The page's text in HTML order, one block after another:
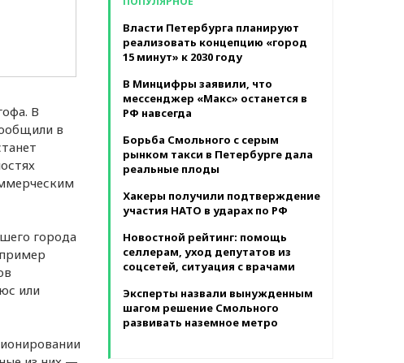
В
в
города
или
Власти Петербурга планируют
реализовать концепцию «город
15 минут» к 2030 году
В Минцифры заявили, что
мессенджер «Макс» останется в
РФ навсегда
Борьба Смольного с серым
рынком такси в Петербурге дала
реальные плоды
Хакеры получили подтверждение
участия НАТО в ударах по РФ
Новостной рейтинг: помощь
селлерам, уход депутатов из
соцсетей, ситуация с врачами
Эксперты назвали вынужденным
шагом решение Смольного
развивать наземное метро